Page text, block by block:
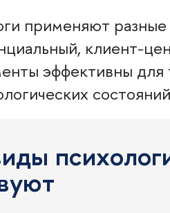
применяют
клиент-
эффективны